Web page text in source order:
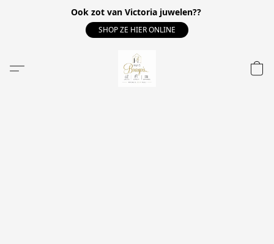
Ook zot van Victoria juwelen??
SHOP ZE HIER ONLINE